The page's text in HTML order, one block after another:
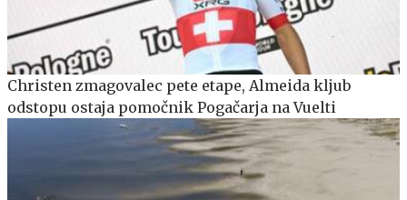
Christen zmagovalec pete etape, Almeida kljub
odstopu ostaja pomočnik Pogačarja na Vuelti